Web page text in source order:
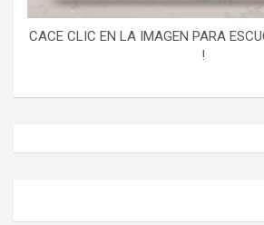
CACE CLIC EN LA IMAGEN PARA
!